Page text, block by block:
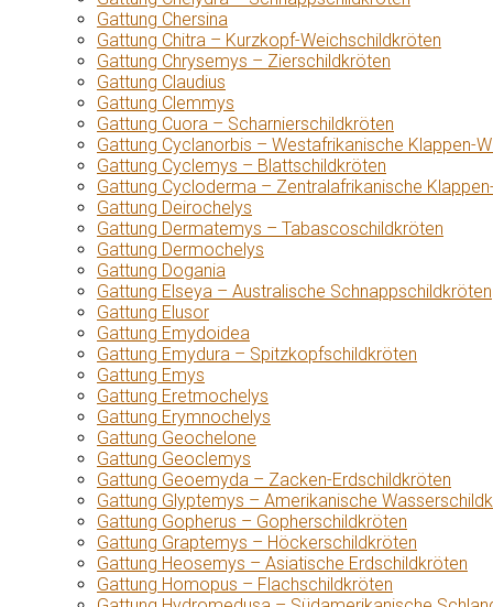
Gattung Chersina
Gattung Chitra – Kurzkopf-Weichschildkröten
Gattung Chrysemys – Zierschildkröten
Gattung Claudius
Gattung Clemmys
Gattung Cuora – Scharnierschildkröten
Gattung Cyclanorbis – Westafrikanische Klappen-
Gattung Cyclemys – Blattschildkröten
Gattung Cycloderma – Zentralafrikanische
Gattung Deirochelys
Gattung Dermatemys – Tabascoschildkröten
Gattung Dermochelys
Gattung Dogania
Gattung Elseya – Australische Schnappschildkröten
Gattung Elusor
Gattung Emydoidea
Gattung Emydura – Spitzkopfschildkröten
Gattung Emys
Gattung Eretmochelys
Gattung Erymnochelys
Gattung Geochelone
Gattung Geoclemys
Gattung Geoemyda – Zacken-Erdschildkröten
Gattung Glyptemys – Amerikanische
Gattung Gopherus – Gopherschildkröten
Gattung Graptemys – Höckerschildkröten
Gattung Heosemys – Asiatische Erdschildkröten
Gattung Homopus – Flachschildkröten